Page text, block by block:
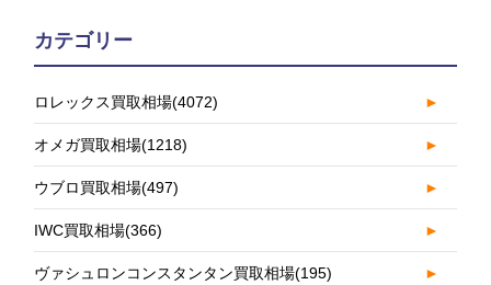
カテゴリー
ロレックス買取相場(4072) ►
オメガ買取相場(1218) ►
ウブロ買取相場(497) ►
IWC買取相場(366) ►
ヴァシュロンコンスタンタン買取相場(195) ►